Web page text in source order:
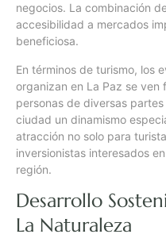
negocios. La combinación
accesibilidad a mercados
beneficiosa.
En términos de turismo, los
organizan en La Paz se
personas de diversas
ciudad un dinamismo
atracción no solo para
inversionistas interesados
región.
Desarrollo
La Naturaleza